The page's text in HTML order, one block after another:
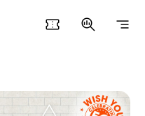
confirmation_number search_insights segment